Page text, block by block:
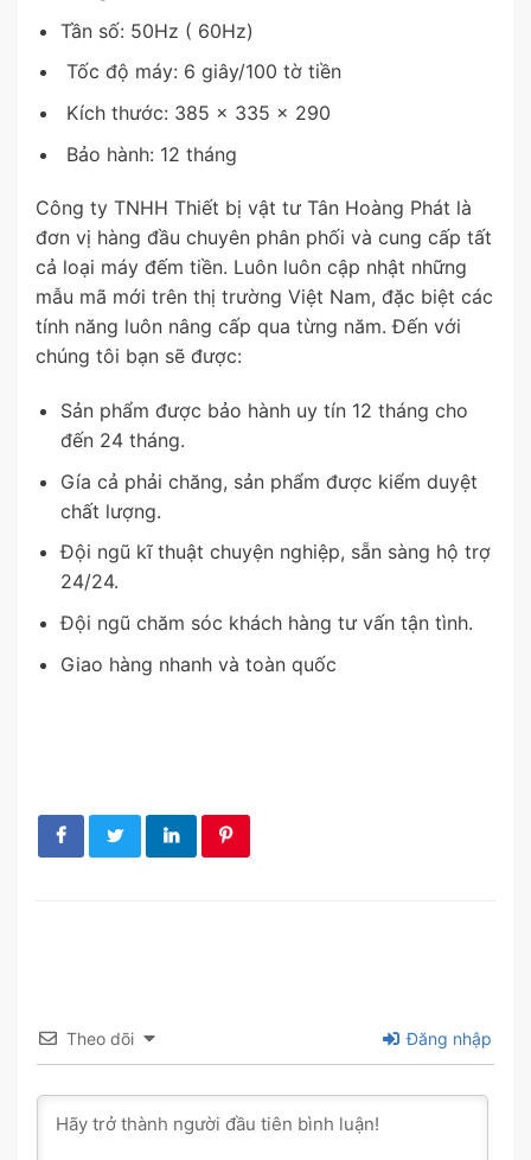
Tần số: 50Hz ( 60Hz)
Tốc độ máy: 6 giây/100 tờ tiền
Kích thước: 385 x 335 x 290
Bảo hành: 12 tháng
Công ty TNHH Thiết bị vật tư Tân Hoàng Phát là
đơn vị hàng đầu chuyên phân phối và cung cấp tất
cả loại máy đếm tiền. Luôn luôn cập nhật những
mẫu mã mới trên thị trường Việt Nam, đặc biệt các
tính năng luôn nâng cấp qua từng năm. Đến với
chúng tôi bạn sẽ được:
Sản phẩm được bảo hành uy tín 12 tháng cho
đến 24 tháng.
Gía cả phải chăng, sản phẩm được kiểm duyệt
chất lượng.
Đội ngũ kĩ thuật chuyện nghiệp, sẵn sàng hộ trợ
24/24.
Đội ngũ chăm sóc khách hàng tư vấn tận tình.
Giao hàng nhanh và toàn quốc
Theo dõi Đăng nhập